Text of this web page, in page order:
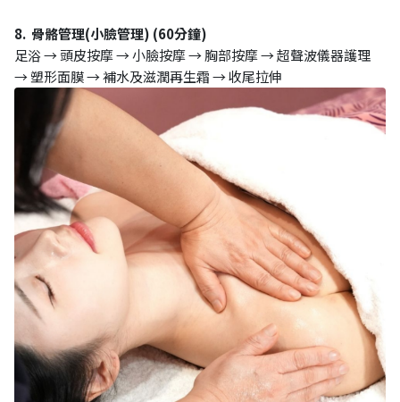
8. 骨骼管理(小臉管理) (60分鐘)
足浴 → 頭皮按摩 → 小臉按摩 → 胸部按摩 → 超聲波儀器護理
→ 塑形面膜 → 補水及滋潤再生霜 → 收尾拉伸